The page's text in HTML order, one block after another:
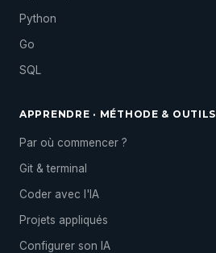
Python
Go
SQL
APPRENDRE · MÉTHODE & OUTILS
Par où commencer ?
Git & terminal
Coder avec l'IA
Projets appliqués
Configurer son IA